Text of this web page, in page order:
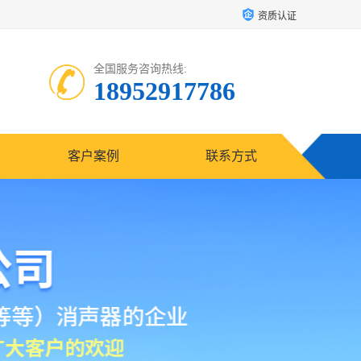
资质认证
全国服务咨询热线:
18952917786
客户案例 联系方式